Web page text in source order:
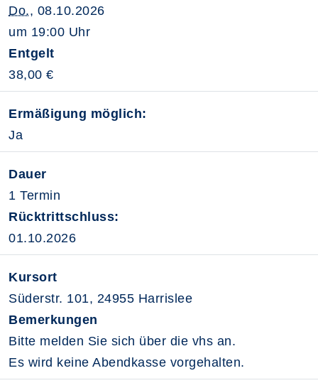
Do., 08.10.2026
um 19:00 Uhr
Entgelt
38,00 €
Ermäßigung möglich:
Ja
Dauer
1 Termin
Rücktrittschluss:
01.10.2026
Kursort
Süderstr. 101, 24955 Harrislee
Bemerkungen
Bitte melden Sie sich über die vhs an.
Es wird keine Abendkasse vorgehalten.